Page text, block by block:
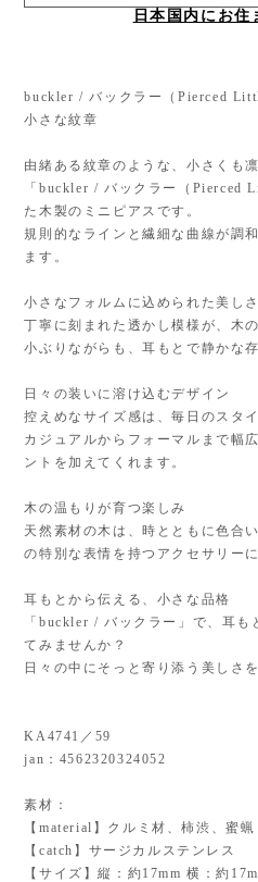
日本国内にお住
buckler / バックラー（Pierced
小さな紋章
由緒ある紋章のような、小さくも
「buckler / バックラー（Pierced
た木製のミニピアスです。
規則的なラインと繊細な曲線が調
ます。
小さなフォルムに込められた美しさ
丁寧に刻まれた透かし模様が、木
小ぶりながらも、耳もとで静かな
日々の装いに溶け込むデザイン
控えめなサイズ感は、毎日のスタ
カジュアルからフォーマルまで幅
ントを加えてくれます。
木の温もりが育つ楽しみ
天然素材の木は、時とともに色合
の特別な表情を持つアクセサリー
耳もとから伝える、小さな品格
「buckler / バックラー」で、耳
てみませんか？
日々の中にそっと寄り添う美しさ
KA4741／59
jan：4562320324052
素材：
【material】クルミ材、柿渋、蜜蝋
【catch】サージカルステンレス
【サイズ】縦：約17mm 横：約